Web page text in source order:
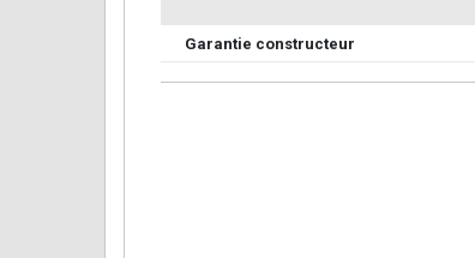
Garantie constructeur